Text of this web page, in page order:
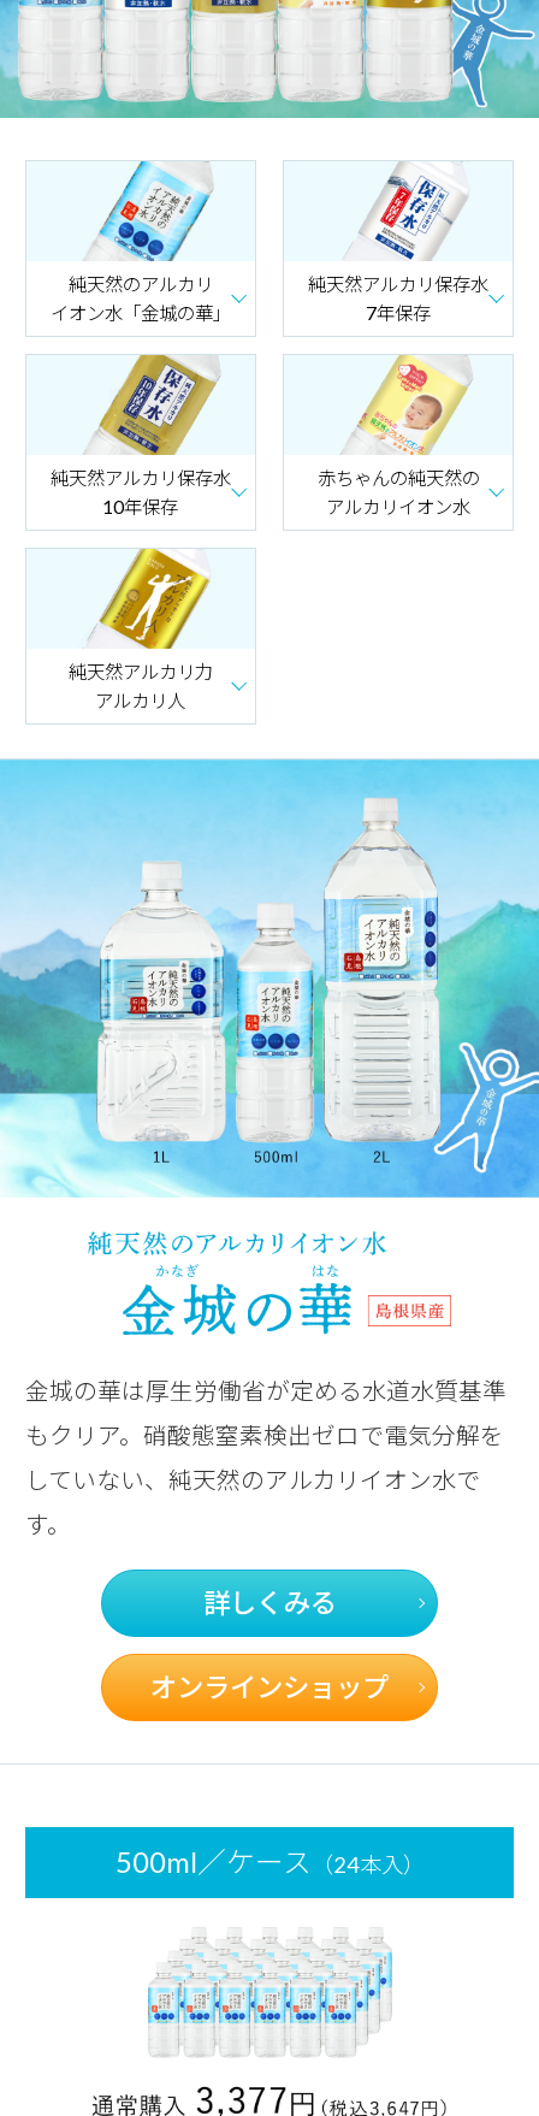
純天然のアルカリ
イオン水「金城の華」
純天然アルカリ保存水
7年保存
純天然アルカリ保存水
10年保存
赤ちゃんの純天然の
アルカリイオン水
純天然アルカリ力
アルカリ人
金城の華は厚生労働省が定める水道水質基準
もクリア。 硝酸態窒素検出ゼロで電気分解を
していない、 純天然のアルカリイオン水で
す。
詳しくみる
オンラインショップ
500ml／ケース （24本入）